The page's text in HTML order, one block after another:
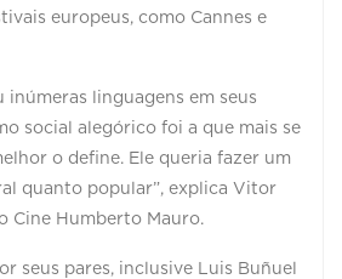
europeus, como Cannes e
linguagens em seus
social alegórico foi a que mais se
o define. Ele queria fazer um
quanto popular”, explica Vitor
Cine Humberto Mauro.
seus pares, inclusive Luis Buñuel